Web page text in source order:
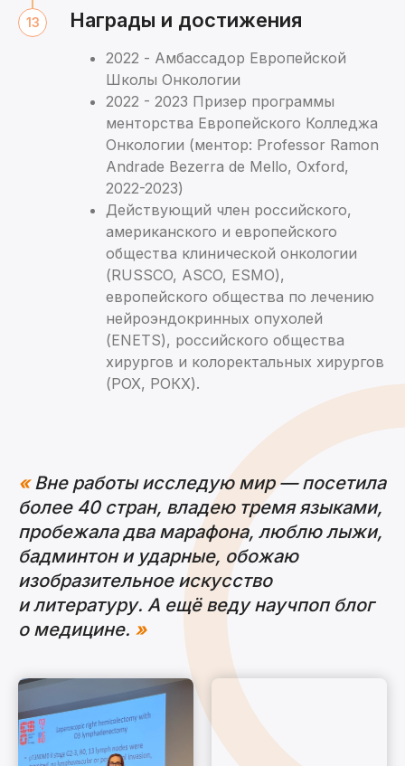
Награды и достижения
2022 - Амбассадор Европейской
Школы Онкологии
2022 - 2023 Призер программы
менторства Европейского Колледжа
Онкологии (ментор: Professor Ramon
Andrade Bezerra de Mello, Oxford,
2022-2023)
Действующий член российского,
американского и европейского
общества клинической онкологии
(RUSSCO, ASCO, ESMO),
европейского общества по лечению
нейроэндокринных опухолей
(ENETS), российского общества
хирургов и колоректальных хирургов
(РОХ, РОКХ).
«Вне работы исследую мир — посетила
более 40 стран, владею тремя языками,
пробежала два марафона, люблю лыжи,
бадминтон и ударные, обожаю
изобразительное искусство
и литературу. А ещё веду научпоп блог
о медицине. »